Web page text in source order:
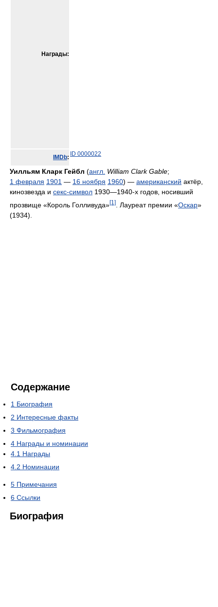
Награды:
IMDb: ID 0000022
Уилльям Кларк Гейбл (англ. William Clark Gable;
1 февраля 1901 — 16 ноября 1960) — американский актёр,
кинозвезда и секс-символ 1930—1940-х годов, носивший
прозвище «Король Голливуда»[1] . Лауреат премии «Оскар»
(1934).
Содержание
1 Биография
2 Интересные факты
3 Фильмография
4 Награды и номинации
4.1 Награды
4.2 Номинации
5 Примечания
6 Ссылки
Биография